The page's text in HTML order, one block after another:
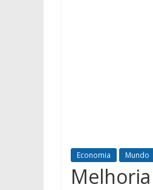
Economia Mundo